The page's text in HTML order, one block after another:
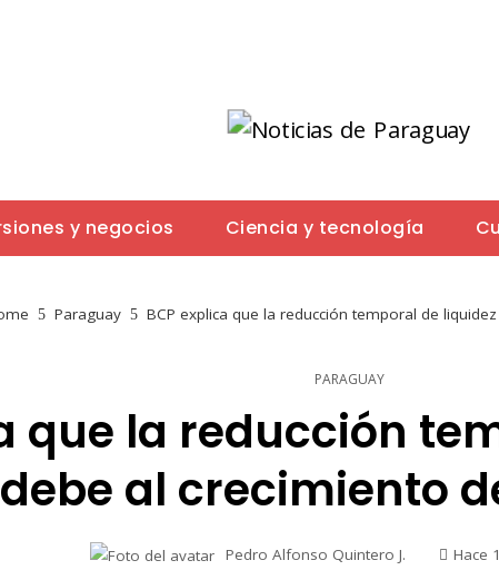
y negocios Ciencia y tecnología
Paraguay BCP explica que la reducción temporal de
PARAGUAY
que la reducción
debe al crecimiento
Pedro Alfonso Quintero J. Hace